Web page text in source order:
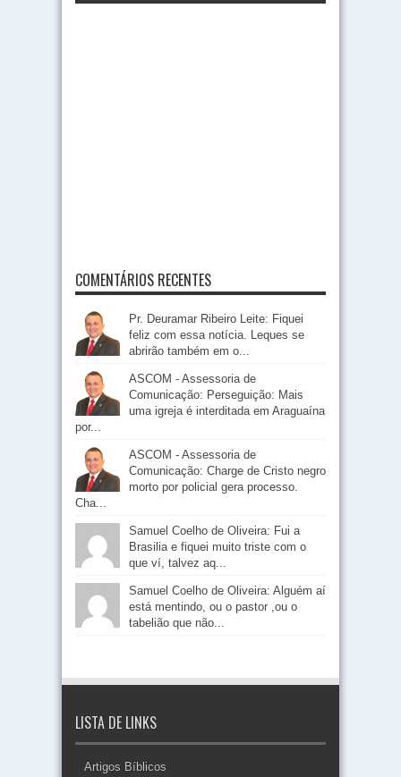
COMENTÁRIOS RECENTES
Pr. Deuramar Ribeiro Leite: Fiquei
feliz com essa notícia. Leques se
abrirão também em o...
ASCOM - Assessoria de
Comunicação: Perseguição: Mais
uma igreja é interditada em Araguaína
por...
ASCOM - Assessoria de
Comunicação: Charge de Cristo negro
morto por policial gera processo.
Cha...
Samuel Coelho de Oliveira: Fui a
Brasilia e fiquei muito triste com o
que ví, talvez aq...
Samuel Coelho de Oliveira: Alguém aí
está mentindo, ou o pastor ,ou o
tabelião que não...
LISTA DE LINKS
Artigos Bíblicos